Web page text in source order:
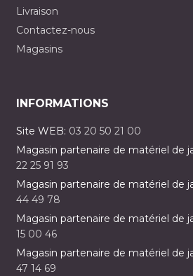
Livraison
Contactez-nous
Magasins
INFORMATIONS
Site WEB: 03 20 50 21 00
Magasin partenaire de matériel de
22 25 91 93
Magasin partenaire de matériel de
44 49 78
Magasin partenaire de matériel de
15 00 46
Magasin partenaire de matériel de
47 14 69